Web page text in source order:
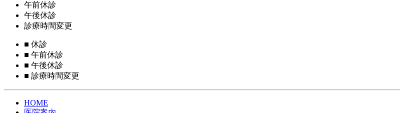
午前休診
午後休診
診療時間変更
■ 休診
■ 午前休診
■ 午後休診
■ 診療時間変更
HOME